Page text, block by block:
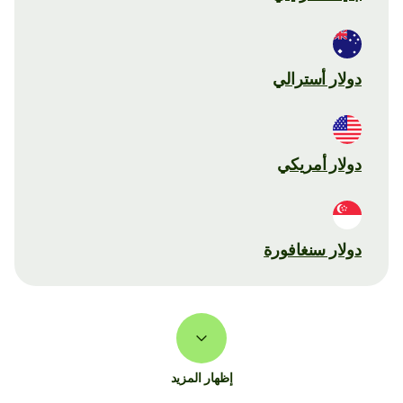
دولار أسترالي
دولار أمريكي
دولار سنغافورة
إظهار المزيد